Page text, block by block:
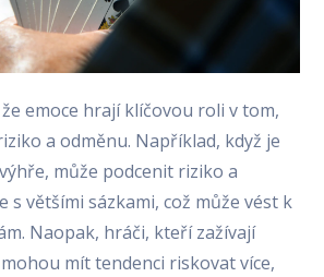
emoce hrají klíčovou roli v tom,
a odměnu. Například, když je
může podcenit riziko a
s většími sázkami, což může vést k
Naopak, hráči, kteří zažívají
mít tendenci riskovat více,